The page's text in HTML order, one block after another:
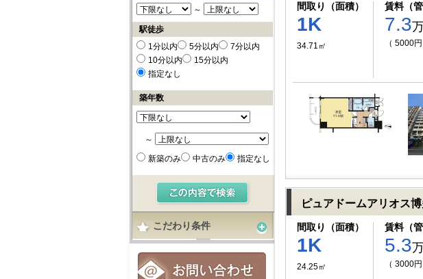
～
駅徒歩
1分以内
5分以内
7分以内
10分以内
15分以内
指定なし
築年数
～
新築のみ
中古のみ 指定なし
こだわり条件
間取り（面積）
1K
34.71㎡
賃料（管
7.3
（ 5000円
ピュアドームアリオス
間取り（面積）
1K
24.25㎡
賃料（管
5.3
（ 3000円